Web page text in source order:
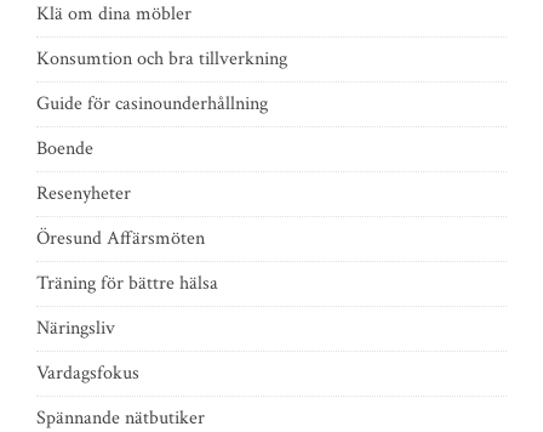
Klä om dina möbler
Konsumtion och bra tillverkning
Guide för casinounderhållning
Boende
Resenyheter
Öresund Affärsmöten
Träning för bättre hälsa
Näringsliv
Vardagsfokus
Spännande nätbutiker